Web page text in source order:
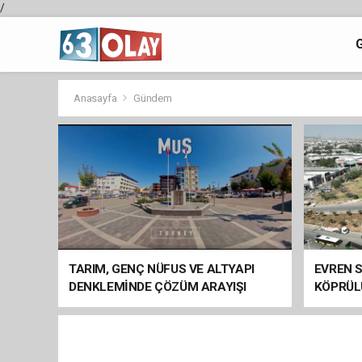
/
Anasayfa Gündem
TARIM, GENÇ NÜFUS VE ALTYAPI
DENKLEMİNDE ÇÖZÜM ARAYIŞI
EVREN
ARAÇ